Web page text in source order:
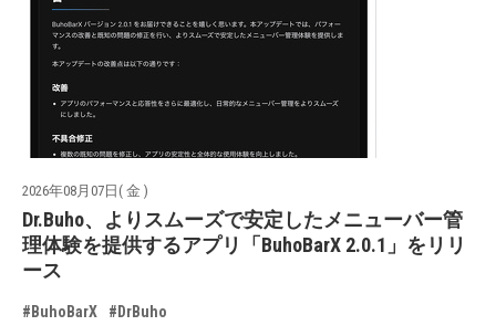
2026年08月07日( 金 )
Dr.Buho、よりスムーズで安定したメニューバー管
理体験を提供するアプリ「BuhoBarX 2.0.1」をリリ
ース
#BuhoBarX #DrBuho